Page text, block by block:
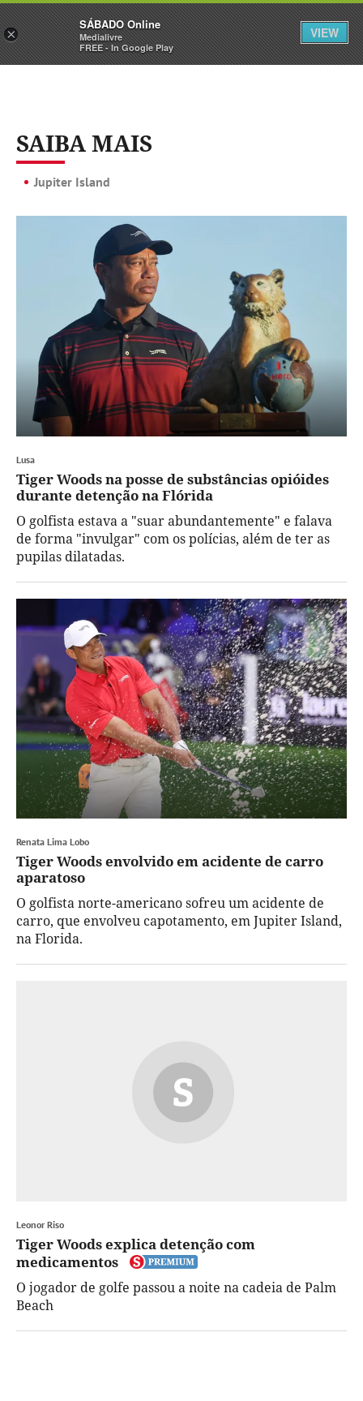
Sábado Assine Iniciar Sessão
SAIBA MAIS
Jupiter Island
Lusa
Tiger Woods na posse de substâncias opióides
durante detenção na Flórida
O golfista estava a "suar abundantemente" e falava
de forma "invulgar" com os polícias, além de ter as
pupilas dilatadas.
Renata Lima Lobo
Tiger Woods envolvido em acidente de carro
aparatoso
O golfista norte-americano sofreu um acidente de
carro, que envolveu capotamento, em Jupiter Island,
na Florida.
Leonor Riso
Tiger Woods explica detenção com
medicamentos
O jogador de golfe passou a noite na cadeia de Palm
Beach
×
SÁBADO Online
Medialivre
FREE - In Google Play
VIEW